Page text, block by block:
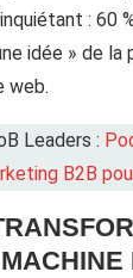
: 60
idée » de
web.
Leaders :
B2B